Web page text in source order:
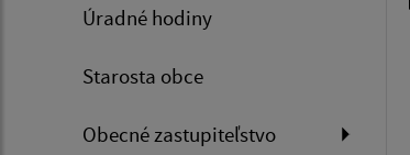
Úradné hodiny
Starosta obce
Obecné zastupiteľstvo